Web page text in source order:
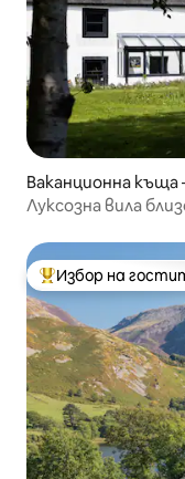
Ваканционна къща
Луксозна вила
Най-популярен
Избор на